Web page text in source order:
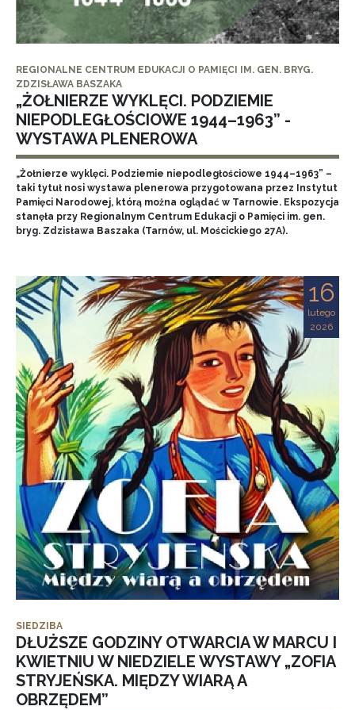
REGIONALNE CENTRUM EDUKACJI O PAMIĘCI IM. GEN. BRYG.
ZDZISŁAWA BASZAKA
„ŻOŁNIERZE WYKLĘCI. PODZIEMIE
NIEPODLEGŁOŚCIOWE 1944–1963” -
WYSTAWA PLENEROWA
„Żołnierze wyklęci. Podziemie niepodległościowe 1944–1963” –
taki tytuł nosi wystawa plenerowa przygotowana przez Instytut
Pamięci Narodowej, którą można oglądać w Tarnowie. Ekspozycja
stanęła przy Regionalnym Centrum Edukacji o Pamięci im. gen.
bryg. Zdzisława Baszaka (Tarnów, ul. Mościckiego 27A).
16
lutego
2026
SIEDZIBA
DŁUŻSZE GODZINY OTWARCIA W MARCU I
KWIETNIU W NIEDZIELE WYSTAWY „ZOFIA
STRYJEŃSKA. MIĘDZY WIARĄ A
OBRZĘDEM”